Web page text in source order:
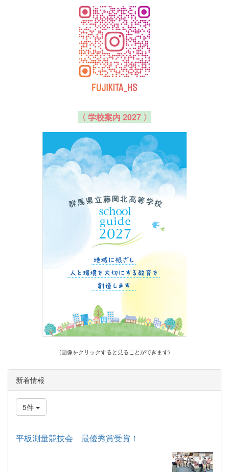
〈 学校案内 2027 〉
(画像をクリックすると見ることができます)
新着情報
5件
平板測量競技会 最優秀賞受賞！